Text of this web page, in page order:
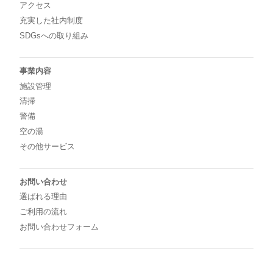
アクセス
充実した社内制度
SDGsへの取り組み
事業内容
施設管理
清掃
警備
空の湯
その他サービス
お問い合わせ
選ばれる理由
ご利用の流れ
お問い合わせフォーム